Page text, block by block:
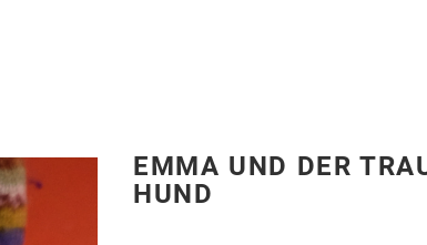
EMMA UND DER
HUND